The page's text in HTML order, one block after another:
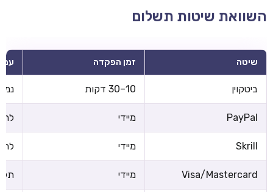
השוואת שיטות תשלום
שיטה זמן הפקדה
ביטקוין 10–30 דקות
PayPal מיידי
Skrill מיידי
Visa/Mastercard מיידי